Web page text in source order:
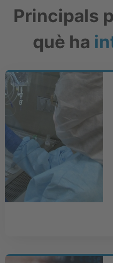
Principals
què ha